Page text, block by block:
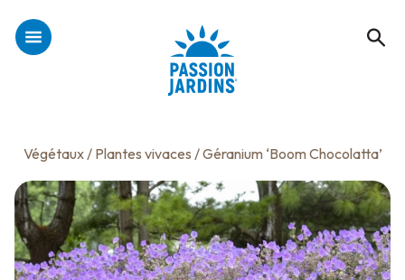
Végétaux/ Plantes vivaces / Géranium ‘Boom Chocolatta’